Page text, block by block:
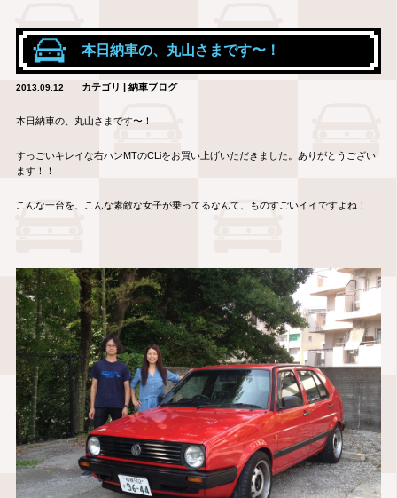
本日納車の、丸山さまです〜！
2013.09.12 カテゴリ | 納車ブログ
本日納車の、丸山さまです〜！
すっごいキレイな右ハンMTのCLiをお買い上げいただきました。ありがとうござい
ます！！
こんな一台を、こんな素敵な女子が乗ってるなんて、ものすごいイイですよね！